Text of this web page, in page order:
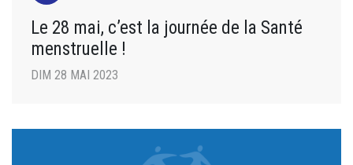
Le 28 mai, c’est la journée de la Santé
menstruelle !
DIM 28 MAI 2023